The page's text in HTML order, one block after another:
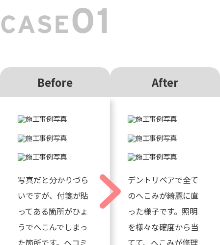
CASE01
Before
写真だと分かりづら
いですが、付箋が貼
ってある箇所がひょ
うでへこんでしまっ
た箇所です。ヘコミ
After
デントリペアで全て
のへこみが綺麗に直
った様子です。照明
を様々な確度から当
てて、へこみが修理